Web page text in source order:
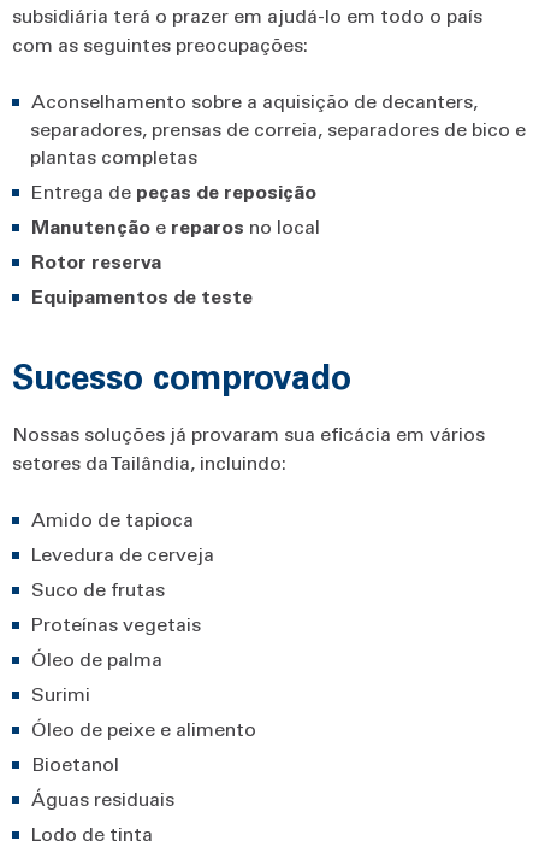
subsidiária terá o prazer em ajudá-lo em todo o país
com as seguintes preocupações:
Aconselhamento sobre a aquisição de decanters,
separadores, prensas de correia, separadores de bico e
plantas completas
Entrega de peças de reposição
Manutenção e reparos no local
Rotor reserva
Equipamentos de teste
Sucesso comprovado
Nossas soluções já provaram sua eficácia em vários
setores da Tailândia, incluindo:
Amido de tapioca
Levedura de cerveja
Suco de frutas
Proteínas vegetais
Óleo de palma
Surimi
Óleo de peixe e alimento
Bioetanol
Águas residuais
Lodo de tinta